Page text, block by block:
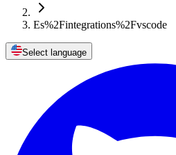
Es%2Fintegrations%2Fvscode
Select language